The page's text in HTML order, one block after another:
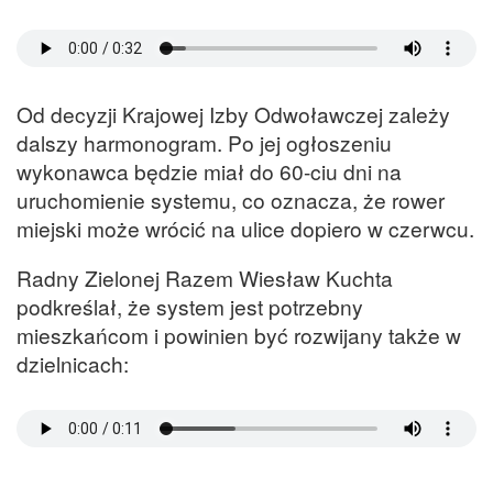
Od decyzji Krajowej Izby Odwoławczej zależy
dalszy harmonogram. Po jej ogłoszeniu
wykonawca będzie miał do 60-ciu dni na
uruchomienie systemu, co oznacza, że rower
miejski może wrócić na ulice dopiero w czerwcu.
Radny Zielonej Razem Wiesław Kuchta
podkreślał, że system jest potrzebny
mieszkańcom i powinien być rozwijany także w
dzielnicach: